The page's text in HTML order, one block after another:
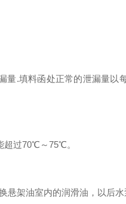
.填料函处正常的泄漏量以
过70℃～75℃。
架油室内的润滑油，以后水